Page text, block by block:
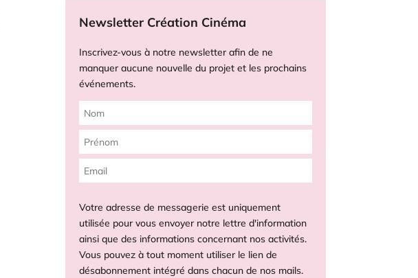
Newsletter Création Cinéma
Inscrivez-vous à notre newsletter afin de ne
manquer aucune nouvelle du projet et les prochains
événements.
Votre adresse de messagerie est uniquement
utilisée pour vous envoyer notre lettre d'information
ainsi que des informations concernant nos activités.
Vous pouvez à tout moment utiliser le lien de
désabonnement intégré dans chacun de nos mails.